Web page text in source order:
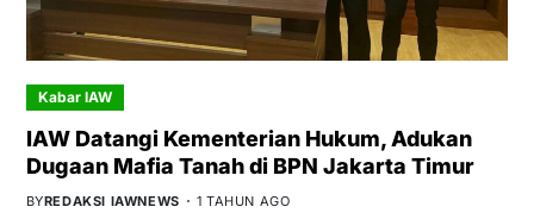
Kabar IAW
IAW Datangi Kementerian Hukum, Adukan
Dugaan Mafia Tanah di BPN Jakarta Timur
BYREDAKSI IAWNEWS 1 TAHUN AGO